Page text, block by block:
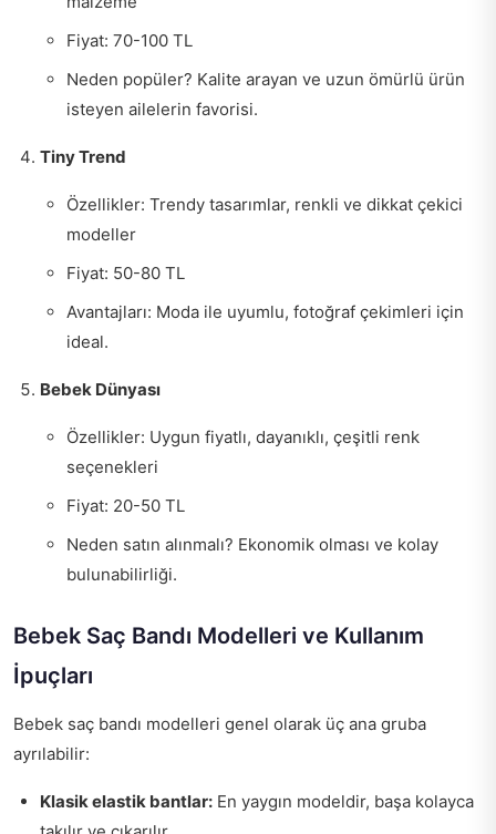
Fiyat: 70-100 TL
Neden popüler? Kalite arayan ve uzun ömürlü ürün
isteyen ailelerin favorisi.
Tiny Trend
Özellikler: Trendy tasarımlar, renkli ve dikkat çekici
modeller
Fiyat: 50-80 TL
Avantajları: Moda ile uyumlu, fotoğraf çekimleri için
ideal.
Bebek Dünyası
Özellikler: Uygun fiyatlı, dayanıklı, çeşitli renk
seçenekleri
Fiyat: 20-50 TL
Neden satın alınmalı? Ekonomik olması ve kolay
bulunabilirliği.
Bebek Saç Bandı Modelleri ve Kullanım
İpuçları
Bebek saç bandı modelleri genel olarak üç ana gruba
ayrılabilir:
Klasik elastik bantlar: En yaygın modeldir, başa kolayca